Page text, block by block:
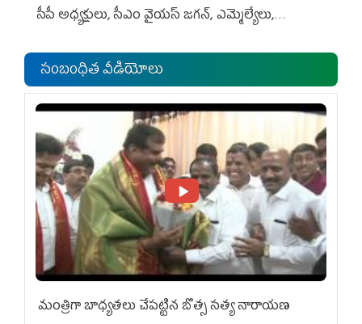
సీపీ అధ్య‌క్షులు, సీఎం వైయ‌స్ జ‌గ‌న్, ఎమ్మెల్యేలు,
సంబంధిత వీడియోలు
మంత్రిగా బాధ్యతలు చేపట్టిన బొత్స సత్య నారాయణ